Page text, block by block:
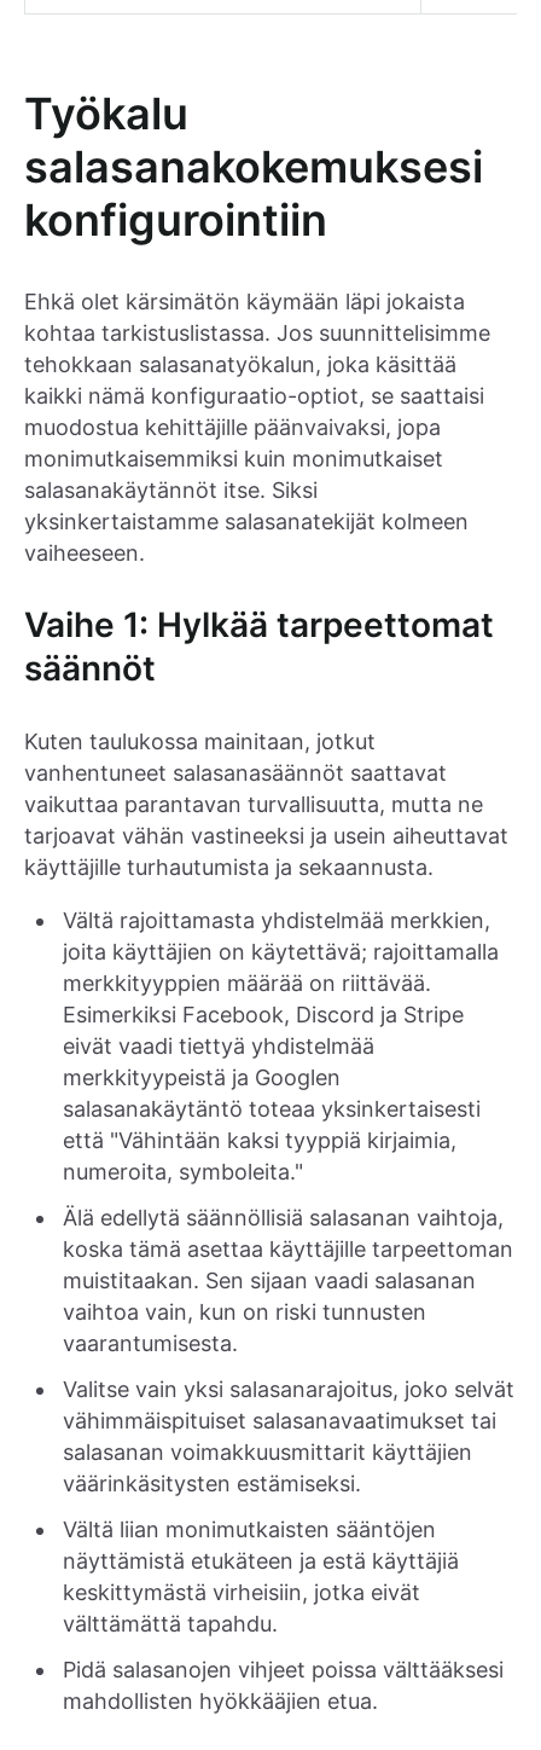
Työkalu
salasanakokemuksesi
konfigurointiin
Ehkä olet kärsimätön käymään läpi jokaista
kohtaa tarkistuslistassa. Jos suunnittelisimme
tehokkaan salasanatyökalun, joka käsittää
kaikki nämä konfiguraatio-optiot, se saattaisi
muodostua kehittäjille päänvaivaksi, jopa
monimutkaisemmiksi kuin monimutkaiset
salasanakäytännöt itse. Siksi
yksinkertaistamme salasanatekijät kolmeen
vaiheeseen.
Vaihe 1: Hylkää tarpeettomat
säännöt
Kuten taulukossa mainitaan, jotkut
vanhentuneet salasanasäännöt saattavat
vaikuttaa parantavan turvallisuutta, mutta ne
tarjoavat vähän vastineeksi ja usein aiheuttavat
käyttäjille turhautumista ja sekaannusta.
Vältä rajoittamasta yhdistelmää merkkien,
joita käyttäjien on käytettävä; rajoittamalla
merkkityyppien määrää on riittävää.
Esimerkiksi Facebook, Discord ja Stripe
eivät vaadi tiettyä yhdistelmää
merkkityypeistä ja Googlen
salasanakäytäntö toteaa yksinkertaisesti
että "Vähintään kaksi tyyppiä kirjaimia,
numeroita, symboleita."
Älä edellytä säännöllisiä salasanan vaihtoja,
koska tämä asettaa käyttäjille tarpeettoman
muistitaakan. Sen sijaan vaadi salasanan
vaihtoa vain, kun on riski tunnusten
vaarantumisesta.
Valitse vain yksi salasanarajoitus, joko selvät
vähimmäispituiset salasanavaatimukset tai
salasanan voimakkuusmittarit käyttäjien
väärinkäsitysten estämiseksi.
Vältä liian monimutkaisten sääntöjen
näyttämistä etukäteen ja estä käyttäjiä
keskittymästä virheisiin, jotka eivät
välttämättä tapahdu.
Pidä salasanojen vihjeet poissa välttääksesi
mahdollisten hyökkääjien etua.